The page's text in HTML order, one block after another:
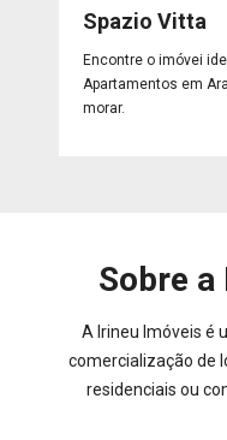
Spazio Vitta
Encontre o imóvei
Apartamentos em
morar.
Sobre
A Irineu Imóveis é
comercialização de
residenciais ou